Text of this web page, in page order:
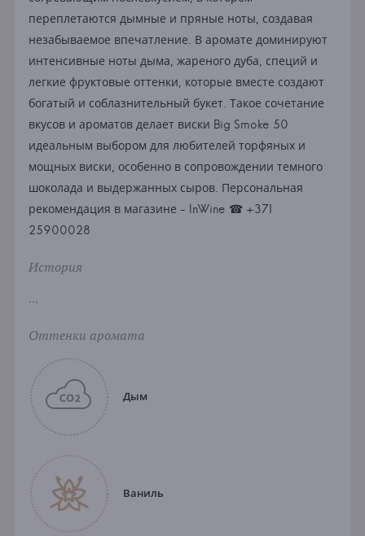
переплетаются дымные и пряные ноты, создавая
незабываемое впечатление. В аромате доминируют
интенсивные ноты дыма, жареного дуба, специй и
легкие фруктовые оттенки, которые вместе создают
богатый и соблазнительный букет. Такое сочетание
вкусов и ароматов делает виски Big Smoke 50
идеальным выбором для любителей торфяных и
мощных виски, особенно в сопровождении темного
шоколада и выдержанных сыров. Персональная
рекомендация в магазине - InWine ☎ +371
25900028
История
...
Оттенки аромата
Дым
Ваниль